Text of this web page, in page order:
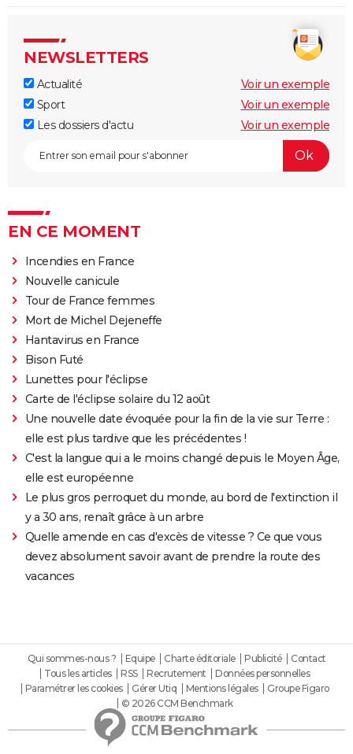
NEWSLETTERS
Actualité
Voir un exemple
Sport
Voir un exemple
Les dossiers d'actu
Voir un exemple
EN CE MOMENT
Incendies en France
Nouvelle canicule
Tour de France femmes
Mort de Michel Dejeneffe
Hantavirus en France
Bison Futé
Lunettes pour l'éclipse
Carte de l'éclipse solaire du 12 août
Une nouvelle date évoquée pour la fin de la vie sur Terre :
elle est plus tardive que les précédentes !
C'est la langue qui a le moins changé depuis le Moyen Âge,
elle est européenne
Le plus gros perroquet du monde, au bord de l'extinction il
y a 30 ans, renaît grâce à un arbre
Quelle amende en cas d'excès de vitesse ? Ce que vous
devez absolument savoir avant de prendre la route des
vacances
Qui sommes-nous ? Equipe Charte éditoriale Publicité
Contact
Tous les articles
RSS Recrutement
Données personnelles
Paramétrer les cookies
Gérer Utiq Mentions légales
Groupe Figaro
© 2026 CCM Benchmark